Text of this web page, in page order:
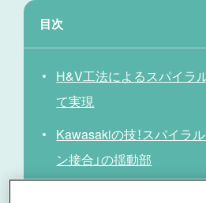
目次
H&V工法によるスパイラ
て実現
Kawasakiの技！スパイラ
ン接合」の揺動部